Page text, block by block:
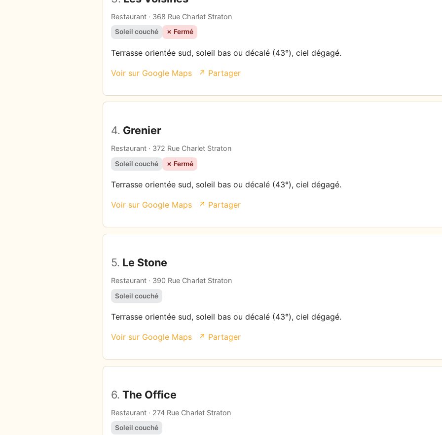
Restaurant · 368 Rue Charlet Straton
Soleil couché ✗ Fermé
Terrasse orientée sud, soleil bas ou décalé (43°), ciel dégagé.
Voir sur Google Maps ↗ Partager
4. Grenier
Restaurant · 372 Rue Charlet Straton
Soleil couché ✗ Fermé
Terrasse orientée sud, soleil bas ou décalé (43°), ciel dégagé.
Voir sur Google Maps ↗ Partager
5. Le Stone
Restaurant · 390 Rue Charlet Straton
Soleil couché
Terrasse orientée sud, soleil bas ou décalé (43°), ciel dégagé.
Voir sur Google Maps ↗ Partager
6. The Office
Restaurant · 274 Rue Charlet Straton
Soleil couché